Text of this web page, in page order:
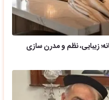
زیبایی، نظم و مدرن سازی